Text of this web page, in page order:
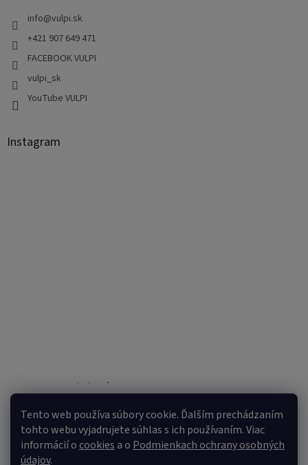
Tento web používa súbory cookie. Ďalším prechádzaním
tohto webu vyjadrujete súhlas s ich používaním. Viac
informácií ocookiesa o Podmienkach ochrany osobných
údajov.
info@vulpi.sk
+421 907 649 471
FACEBOOK VULPI
vulpi_sk
YouTube VULPI
Instagram
Sledovať na Instagrame